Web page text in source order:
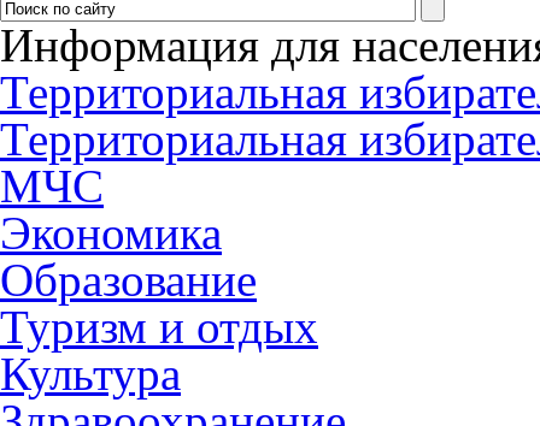
Информация для
Территориальная
Территориальная
МЧС
Экономика
Образование
Туризм и отдых
Культура